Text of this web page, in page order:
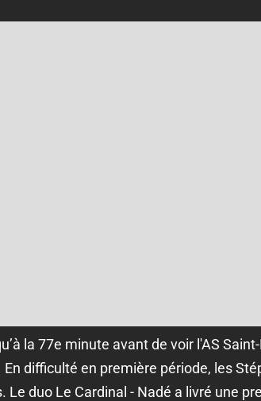
la 77e minute avant de voir l'AS
difficulté en première période, les
duo Le Cardinal - Nadé a livré une